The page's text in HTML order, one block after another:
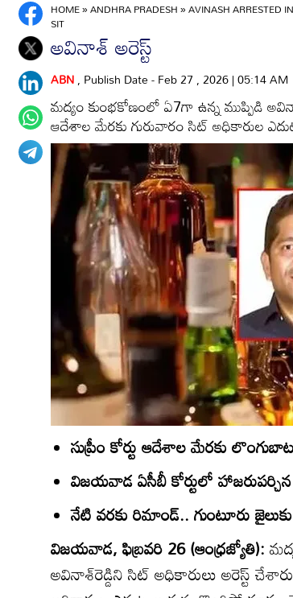
HOME»ANDHRA PRADESH»AVINASH ARRESTED
SIT
అవినాశ్‌ అరెస్ట్‌
ABN, Publish Date - Feb 27 , 2026 | 05:14 AM
మద్యం కుంభకోణంలో ఏ7గా ఉన్న ముప్పిడి
ఆదేశాల మేరకు గురువారం సిట్‌ అధికారుల
సుప్రీం కోర్టు ఆదేశాల మేరకు
విజయవాడ ఏసీబీ కోర్టులో
నేటి వరకు రిమాండ్‌.. గుంటూరు
విజయవాడ, ఫిబ్రవరి 26 (ఆంధ్రజ్యోతి):
అవినాశ్‌రెడ్డిని సిట్‌ అధికారులు అరెస్ట్‌